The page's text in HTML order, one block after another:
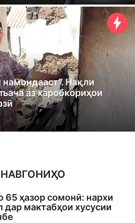
намондааст”. Нақли
аз харобкориҳои
НАВГОНИҲО
65 ҳазор сомонӣ: нархи
дар мактабҳои хусусии